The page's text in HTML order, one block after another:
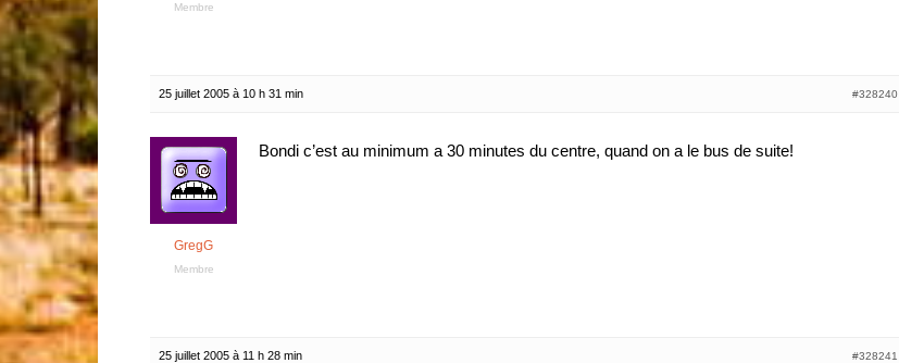
Membre
25 juillet 2005 à 10 h 31 min #328240
GregG
Membre
Bondi c’est au minimum a 30 minutes du centre, quand on a le bus de suite!
25 juillet 2005 à 11 h 28 min #328241